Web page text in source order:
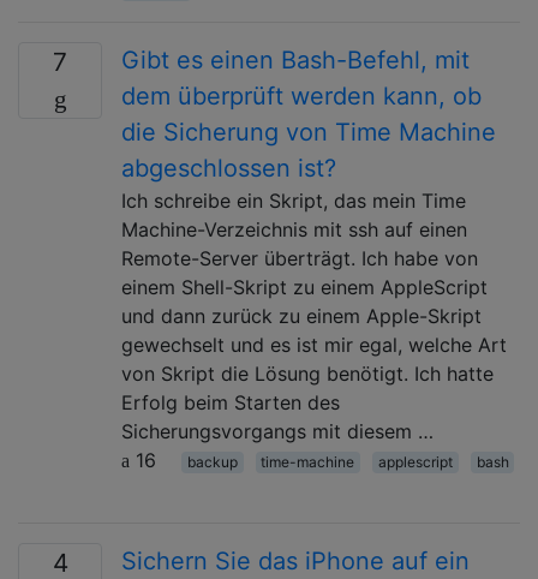
7
Gibt es einen Bash-Befehl, mit
dem überprüft werden kann, ob
die Sicherung von Time Machine
abgeschlossen ist?
Ich schreibe ein Skript, das mein Time
Machine-Verzeichnis mit ssh auf einen
Remote-Server überträgt. Ich habe von
einem Shell-Skript zu einem AppleScript
und dann zurück zu einem Apple-Skript
gewechselt und es ist mir egal, welche Art
von Skript die Lösung benötigt. Ich hatte
Erfolg beim Starten des
Sicherungsvorgangs mit diesem …
16
backup time-machine applescript bash
4
Sichern Sie das iPhone auf ein